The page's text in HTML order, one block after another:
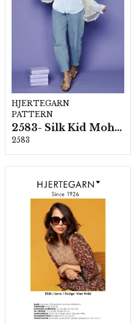
HJERTEGARN
PATTERN
2583- Silk Kid Mohair
2583